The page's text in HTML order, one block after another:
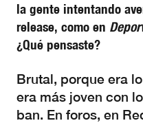
la gente intentando
release, como en
¿Qué pensaste?
Brutal, porque era
era más joven con
ban. En foros, en